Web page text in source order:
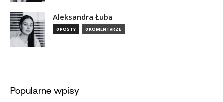
Aleksandra Łuba
0 POSTY 0 KOMENTARZE
Popularne wpisy